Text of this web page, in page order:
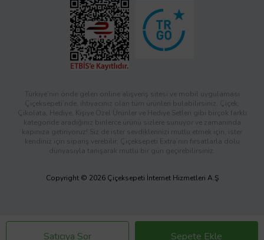
Satıcıya Sor Sepete Ekle
Türkiye’nin önde gelen online alışveriş sitesi ve mobil uygulaması
Çiçeksepeti’nde, ihtiyacınız olan tüm ürünleri bulabilirsiniz. Çiçek,
Çikolata, Hediye, Kişiye Özel Ürünler ve Hediye Setleri gibi birçok farklı
kategoride aradığınız binlerce ürünü sizlere sunuyor ve zamanında
kapınıza getiriyoruz! Siz de ister sevdiklerinizi mutlu etmek için, ister
kendiniz için sipariş verebilir; Çiçeksepeti Extra’nın fırsatlarla dolu
dünyasıyla tanışarak mutlu bir gün geçirebilirsiniz.
Copyright © 2026 Çiçeksepeti İnternet Hizmetleri A.Ş